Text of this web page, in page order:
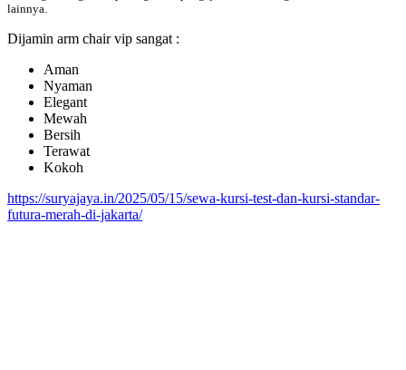
lainnya.
Dijamin arm chair vip sangat :
Aman
Nyaman
Elegant
Mewah
Bersih
Terawat
Kokoh
https://suryajaya.in/2025/05/15/sewa-kursi-test-dan-kursi-standar-
futura-merah-di-jakarta/